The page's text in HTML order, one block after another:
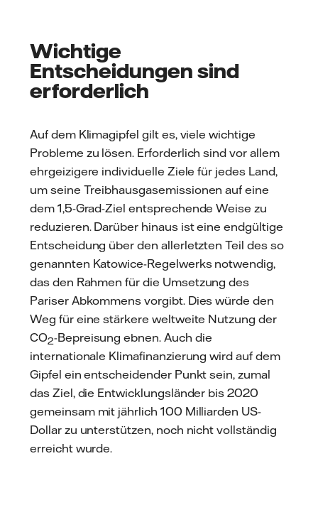
Wichtige
Entscheidungen sind
erforderlich
Auf dem Klimagipfel gilt es, viele wichtige
Probleme zu lösen. Erforderlich sind vor allem
ehrgeizigere individuelle Ziele für jedes Land,
um seine Treibhausgasemissionen auf eine
dem 1,5-Grad-Ziel entsprechende Weise zu
reduzieren. Darüber hinaus ist eine endgültige
Entscheidung über den allerletzten Teil des so
genannten Katowice-Regelwerks notwendig,
das den Rahmen für die Umsetzung des
Pariser Abkommens vorgibt. Dies würde den
Weg für eine stärkere weltweite Nutzung der
CO2-Bepreisung ebnen. Auch die
internationale Klimafinanzierung wird auf dem
Gipfel ein entscheidender Punkt sein, zumal
das Ziel, die Entwicklungsländer bis 2020
gemeinsam mit jährlich 100 Milliarden US-
Dollar zu unterstützen, noch nicht vollständig
erreicht wurde.